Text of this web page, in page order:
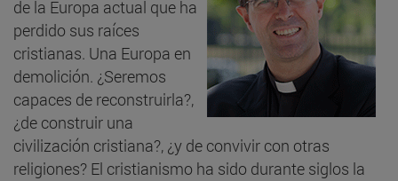
de la Europa actual que ha
perdido sus raíces
cristianas. Una Europa en
demolición. ¿Seremos
capaces de reconstruirla?,
¿de construir una
civilización cristiana?, ¿y de convivir con otras
religiones? El cristianismo ha sido durante siglos la